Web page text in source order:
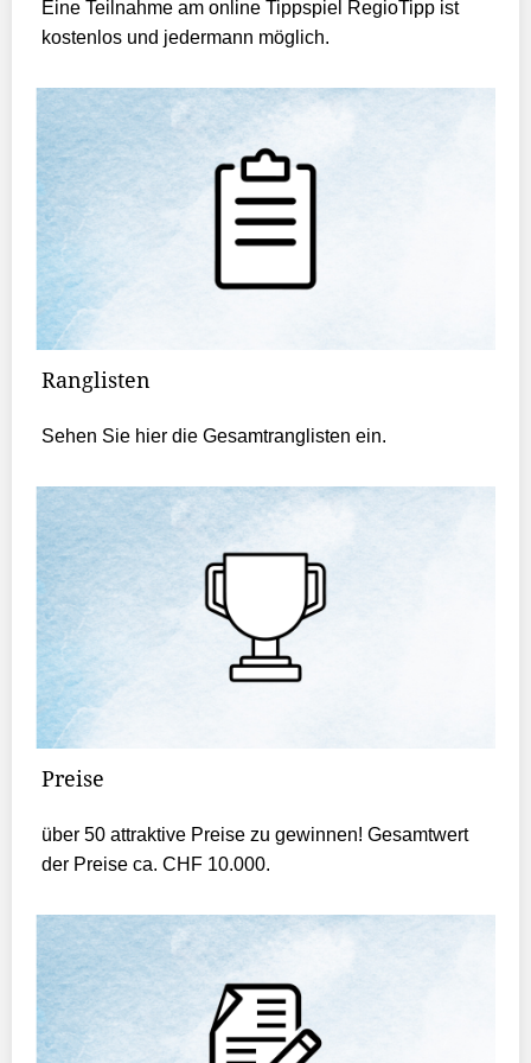
Eine Teilnahme am online Tippspiel RegioTipp ist
kostenlos und jedermann möglich.
Ranglisten
Sehen Sie hier die Gesamtranglisten ein.
Preise
über 50 attraktive Preise zu gewinnen! Gesamtwert
der Preise ca. CHF 10.000.